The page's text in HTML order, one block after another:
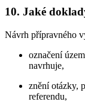
10. Jaké
Návrh přípravného
označení
navrhuje,
znění otázky,
referendu,